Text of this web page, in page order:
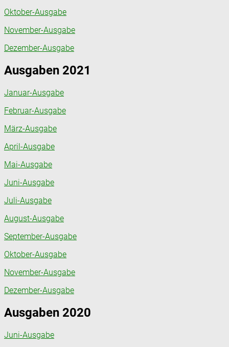
Oktober-Ausgabe
November-Ausgabe
Dezember-Ausgabe
Ausgaben 2021
Januar-Ausgabe
Februar-Ausgabe
März-Ausgabe
April-Ausgabe
Mai-Ausgabe
Juni-Ausgabe
Juli-Ausgabe
August-Ausgabe
September-Ausgabe
Oktober-Ausgabe
November-Ausgabe
Dezember-Ausgabe
Ausgaben 2020
Juni-Ausgabe